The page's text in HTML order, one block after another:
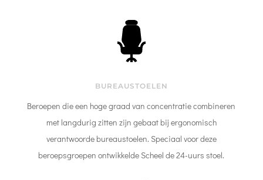
BUREAUSTOELEN
Beroepen die een hoge graad van concentratie combineren
met langdurig zitten zijn gebaat bij ergonomisch
verantwoorde bureaustoelen. Speciaal voor deze
beroepsgroepen ontwikkelde Scheel de 24-uurs stoel.